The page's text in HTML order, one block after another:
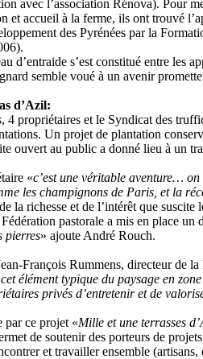
avec l’association Rénova). Pour
et accueil à la ferme, ils ont trouvé
des Pyrénées par la
d’entraide s’est constitué entre les
semble voué à un avenir
d’Azil:
4 propriétaires et le Syndicat des
Un projet de plantation
ouvert au public a donné lieu à un
«c’est une véritable aventure…
les champignons de Paris, et la
la richesse et de l’intérêt que suscite
pastorale a mis en place
pierres» ajoute André Rouch.
François Rummens, directeur de la
élément typique du paysage en
privés d’entretenir et de
par ce projet «Mille et une terrasses
de soutenir des porteurs de
et travailler ensemble (artisans,